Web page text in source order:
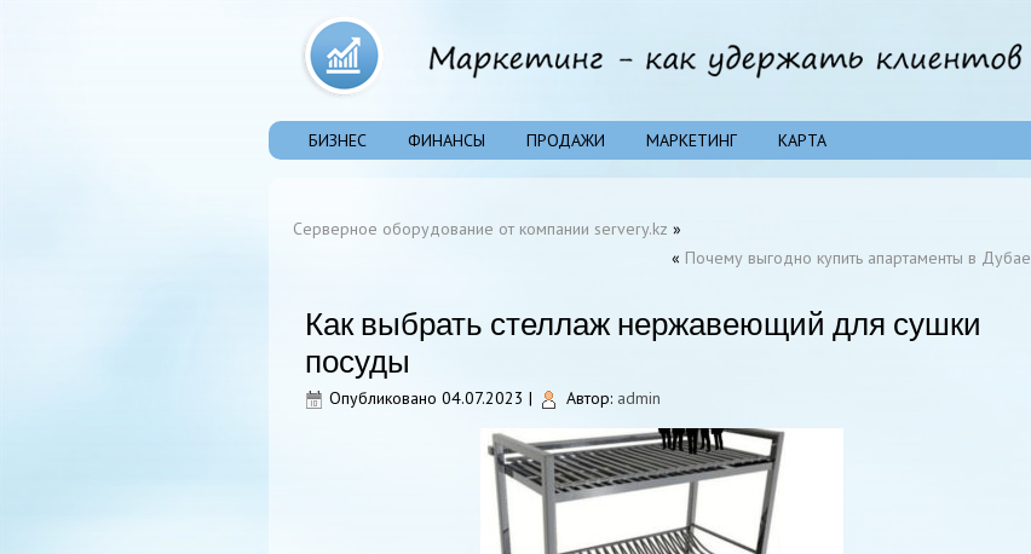
БИЗНЕС ФИНАНСЫ ПРОДАЖИ МАРКЕТИНГ КАРТА
Серверное оборудование от компании servery.kz »
« Почему выгодно купить апартаменты в Дубае
Как выбрать стеллаж нержавеющий для сушки
посуды
Опубликовано 04.07.2023 | Автор: admin